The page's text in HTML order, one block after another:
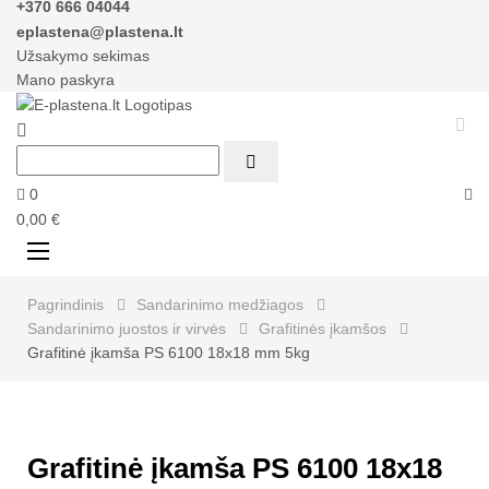
+370 666 04044
eplastena@plastena.lt
Užsakymo sekimas
Mano paskyra



0
0,00 €
Perjungti
☰
Pagrindinis
Sandarinimo medžiagos
Sandarinimo juostos ir virvės
Grafitinės įkamšos
Grafitinė įkamša PS 6100 18x18 mm 5kg
Grafitinė įkamša PS 6100 18x18